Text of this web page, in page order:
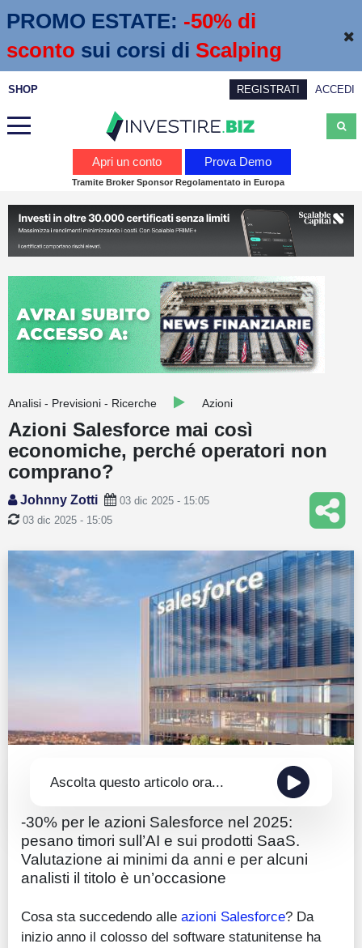
PROMO ESTATE: -50% di
sconto sui corsi di Scalping
SHOP REGISTRATI ACCEDI
Calendario economico
Webinar
Trading
Education
Quotazioni
Conto IG
Guru Monitor
Stagionalità
Altro
Apri un conto Prova Demo
Tramite Broker Sponsor Regolamentato in Europa
Analisi - Previsioni - Ricerche Azioni
Azioni Salesforce mai così
economiche, perché operatori non
comprano?
Johnny Zotti
03 dic 2025 - 15:05
03 dic 2025 - 15:05
Ascolta questo articolo ora...
-30% per le azioni Salesforce nel 2025:
pesano timori sull’AI e sui prodotti SaaS.
Valutazione ai minimi da anni e per alcuni
analisti il titolo è un’occasione
Cosa sta succedendo alle azioni Salesforce? Da
inizio anno il colosso del software statunitense ha